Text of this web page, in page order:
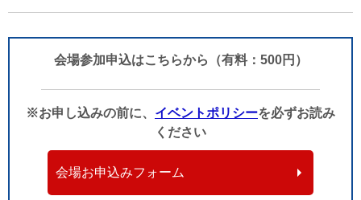
会場参加申込はこちらから（有料：500円）
※お申し込みの前に、 イベントポリシーを必ずお読み
ください
会場お申込みフォーム